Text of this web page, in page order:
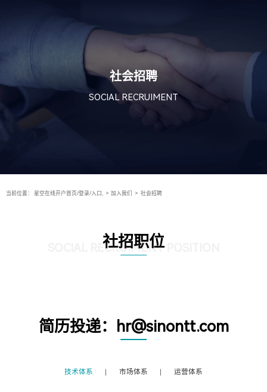
社会招聘
SOCIAL RECRUIMENT
当前位置： 星空在线开户首页/登录/入口, > 加入我们 > 社会招聘
社招职位
SOCIAL RECRUIMENT POSITION
简历投递：hr@sinontt.com
技术体系 市场体系 运营体系